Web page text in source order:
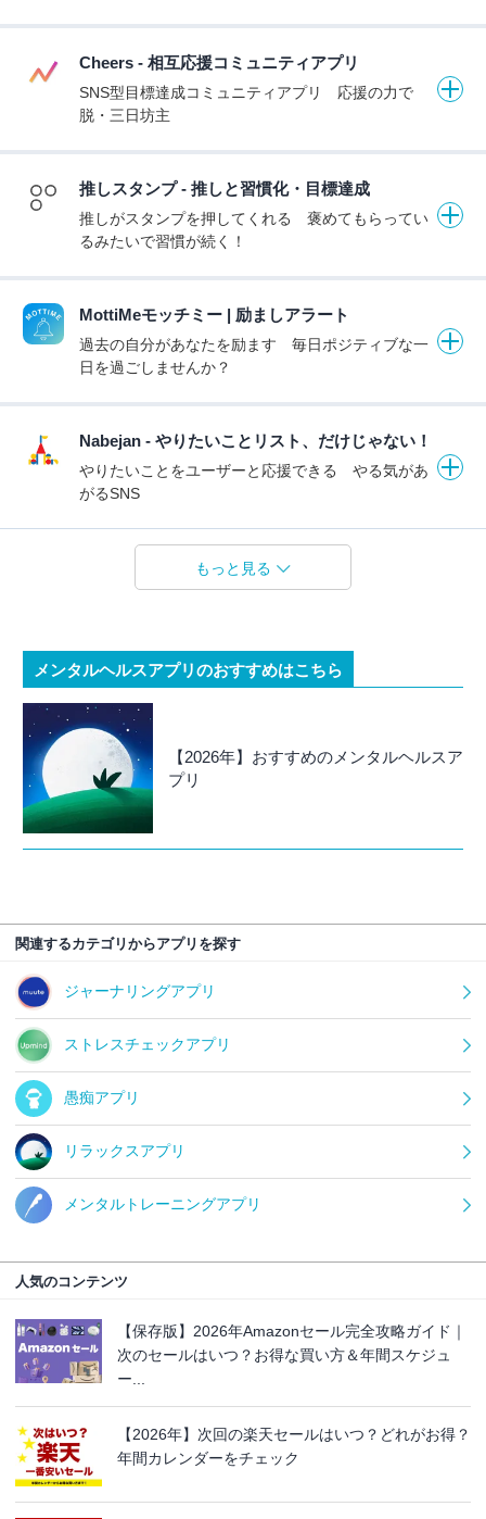
Cheers - 相互応援コミュニティアプリ
SNS型目標達成コミュニティアプリ 応援の力で
脱・三日坊主
推しスタンプ - 推しと習慣化・目標達成
推しがスタンプを押してくれる 褒めてもらってい
るみたいで習慣が続く！
MottiMeモッチミー | 励ましアラート
過去の自分があなたを励ます 毎日ポジティブな一
日を過ごしませんか？
Nabejan - やりたいことリスト、だけじゃない！
やりたいことをユーザーと応援できる やる気があ
がるSNS
もっと見る
メンタルヘルスアプリのおすすめはこちら
【2026年】おすすめのメンタルヘルスア
プリ
関連するカテゴリからアプリを探す
ジャーナリングアプリ
ストレスチェックアプリ
愚痴アプリ
リラックスアプリ
メンタルトレーニングアプリ
人気のコンテンツ
【保存版】2026年Amazonセール完全攻略ガイド｜
次のセールはいつ？お得な買い方＆年間スケジュ
ー...
【2026年】次回の楽天セールはいつ？どれがお得？
年間カレンダーをチェック